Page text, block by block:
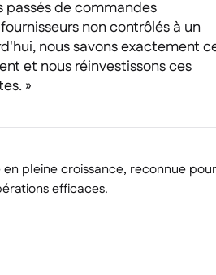
passés de commandes
non contrôlés à un
nous savons exactement
et nous réinvestissons ces
»
pleine croissance, reconnue
efficaces.